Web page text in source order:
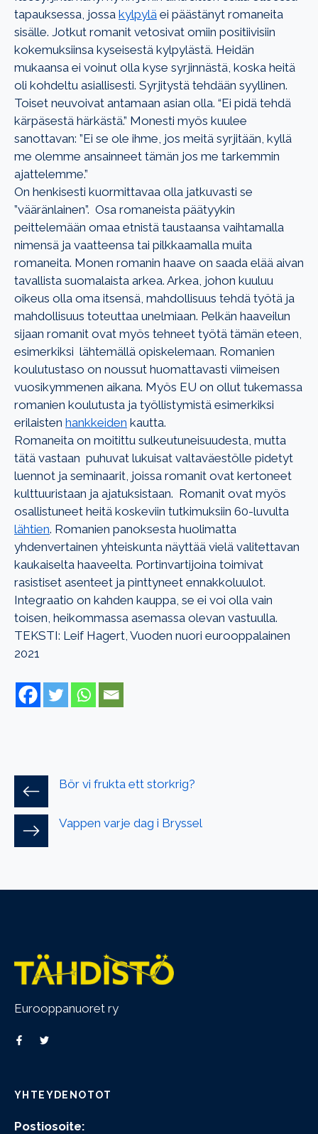
tapauksessa, jossa kylpylä ei päästänyt romaneita
sisälle. Jotkut romanit vetosivat omiin positiivisiin
kokemuksiinsa kyseisestä kylpylästä. Heidän
mukaansa ei voinut olla kyse syrjinnästä, koska heitä
oli kohdeltu asiallisesti. Syrjitystä tehdään syyllinen.
Toiset neuvoivat antamaan asian olla. “Ei pidä tehdä
kärpäsestä härkästä.” Monesti myös kuulee
sanottavan: ”Ei se ole ihme, jos meitä syrjitään, kyllä
me olemme ansainneet tämän jos me tarkemmin
ajattelemme.”
On henkisesti kuormittavaa olla jatkuvasti se
”vääränlainen”. Osa romaneista päätyykin
peittelemään omaa etnistä taustaansa vaihtamalla
nimensä ja vaatteensa tai pilkkaamalla muita
romaneita. Monen romanin haave on saada elää aivan
tavallista suomalaista arkea. Arkea, johon kuuluu
oikeus olla oma itsensä, mahdollisuus tehdä työtä ja
mahdollisuus toteuttaa unelmiaan. Pelkän haaveilun
sijaan romanit ovat myös tehneet työtä tämän eteen,
esimerkiksi lähtemällä opiskelemaan. Romanien
koulutustaso on noussut huomattavasti viimeisen
vuosikymmenen aikana. Myös EU on ollut tukemassa
romanien koulutusta ja työllistymistä esimerkiksi
erilaisten hankkeiden kautta.
Romaneita on moitittu sulkeutuneisuudesta, mutta
tätä vastaan puhuvat lukuisat valtaväestölle pidetyt
luennot ja seminaarit, joissa romanit ovat kertoneet
kulttuuristaan ja ajatuksistaan. Romanit ovat myös
osallistuneet heitä koskeviin tutkimuksiin 60-luvulta
lähtien. Romanien panoksesta huolimatta
yhdenvertainen yhteiskunta näyttää vielä valitettavan
kaukaiselta haaveelta. Portinvartijoina toimivat
rasistiset asenteet ja pinttyneet ennakkoluulot.
Integraatio on kahden kauppa, se ei voi olla vain
toisen, heikommassa asemassa olevan vastuulla.
TEKSTI: Leif Hagert, Vuoden nuori eurooppalainen
2021
Bör vi frukta ett storkrig?
Vappen varje dag i Bryssel
Eurooppanuoret ry
YHTEYDENOTOT
Postiosoite: